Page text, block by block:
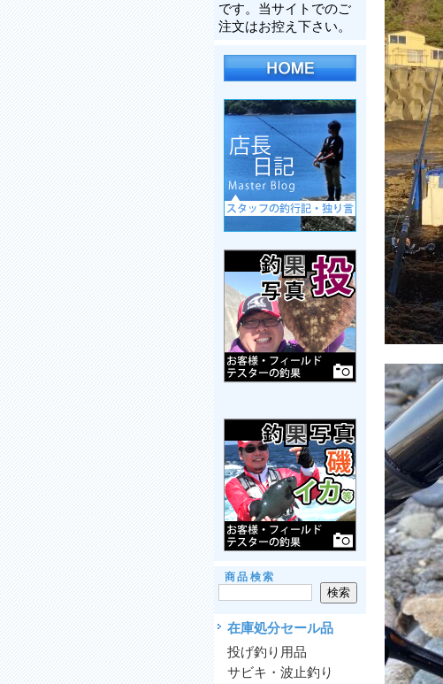
です。当サイトでのご
注文はお控え下さい。
商品検索
在庫処分セール品
投げ釣り用品
サビキ・波止釣り